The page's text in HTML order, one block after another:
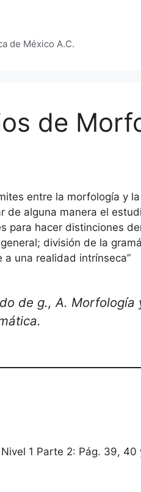
de México A.C.
de
entre la morfología y
de alguna manera el
para hacer distinciones
división de la
una realidad intrínseca”
de g., A.
1 Parte 2: Pág. 39, 40